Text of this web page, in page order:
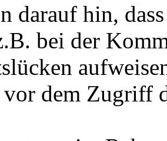
darauf hin,
bei der
vor dem Zugriff